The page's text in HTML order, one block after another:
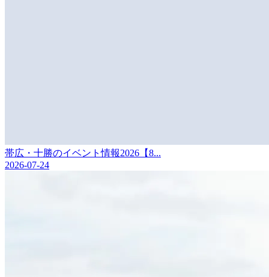
帯広・十勝のイベント情報2026【8...
2026-07-24